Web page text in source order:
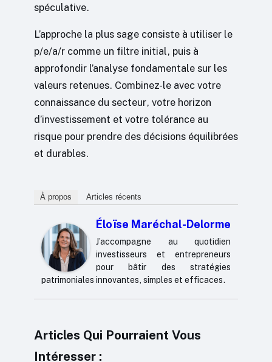
spéculative.
L’approche la plus sage consiste à utiliser le
p/e/a/r comme un filtre initial, puis à
approfondir l’analyse fondamentale sur les
valeurs retenues. Combinez-le avec votre
connaissance du secteur, votre horizon
d’investissement et votre tolérance au
risque pour prendre des décisions équilibrées
et durables.
À propos Articles récents
Éloïse Maréchal-Delorme
J’accompagne au quotidien
investisseurs et entrepreneurs
pour bâtir des stratégies
patrimoniales innovantes, simples et efficaces.
Articles Qui Pourraient Vous
Intéresser :